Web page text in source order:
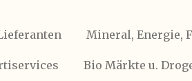
Mineral, Energie,
Bio Märkte u.